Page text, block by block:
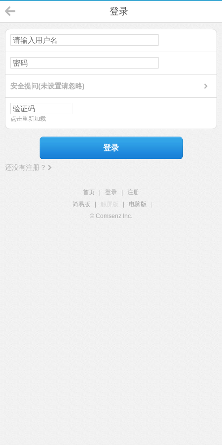
登录
安全提问(未设置请忽略)
点击重新加载
登录
还没有注册？
首页 登录
注册
简易版
触屏版 电脑版
© Comsenz Inc.